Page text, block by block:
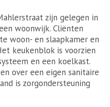
zijn gelegen in
woonwijk. Cliënten
woon- en slaapkamer en
keukenblok is voorzien
en een koelkast.
over een eigen sanitaire
is zorgondersteuning